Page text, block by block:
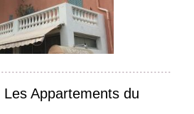
Appartements du